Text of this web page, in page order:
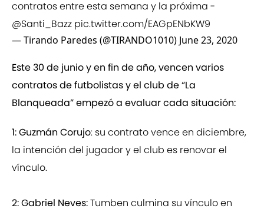
contratos entre esta semana y la próxima -
@Santi_Bazz pic.twitter.com/EAGpENbKW9
— Tirando Paredes (@TIRANDO1010) June 23, 2020
Este 30 de junio y en fin de año, vencen varios
contratos de futbolistas y el club de “La
Blanqueada” empezó a evaluar cada situación:
1: Guzmán Corujo: su contrato vence en diciembre,
la intención del jugador y el club es renovar el
vínculo.
2: Gabriel Neves:Tumben culmina su vínculo en